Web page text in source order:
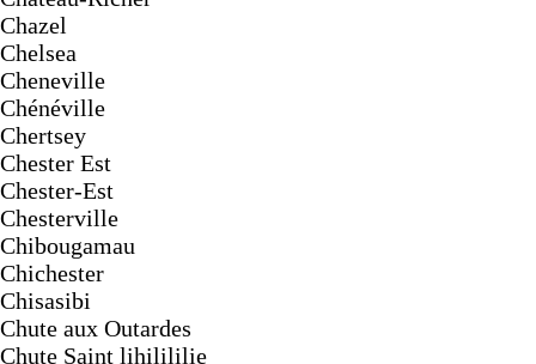
Chazel
Chelsea
Cheneville
Chénéville
Chertsey
Chester Est
Chester-Est
Chesterville
Chibougamau
Chichester
Chisasibi
Chute aux Outardes
Chute Saint lihilililie